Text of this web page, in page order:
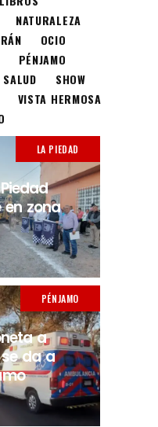
NATURALEZA
OCIO
PÉNJAMO
SALUD
SHOW
VISTA HERMOSA
LA PIEDAD
zona
PÉNJAMO
a
da a